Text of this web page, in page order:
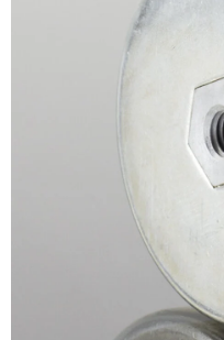
Защита на лични данни